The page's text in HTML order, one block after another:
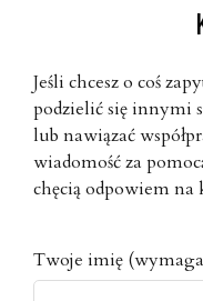
Jeśli chcesz o coś
podzielić się innymi
lub nawiązać
wiadomość za
chęcią odpowiem na
Twoje imię